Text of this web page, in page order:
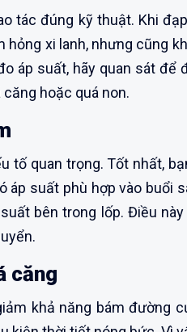
tác đúng kỹ thuật. Khi
hỏng xi lanh, nhưng cũng
áp suất, hãy quan sát
hoặc quá non.
tố quan trọng. Tốt nhất,
áp suất phù hợp vào buổi
bên trong lốp. Điều
căng
khả năng bám đường